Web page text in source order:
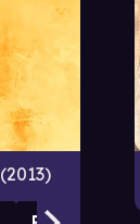
2013